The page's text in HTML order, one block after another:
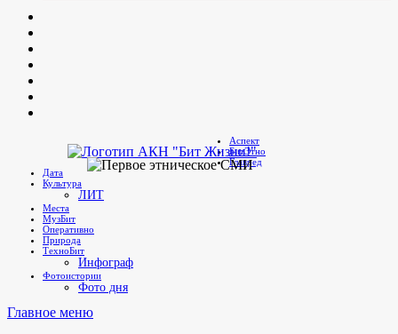
Telegram
Бит Жизни!
Агентство культурных новостей
Аспект
БитЭтно
Главред
Дата
Культура
ЛИТ
Места
МузБит
Оперативно
Природа
ТехноБит
Инфограф
Фотоистории
Фото дня
Главное меню